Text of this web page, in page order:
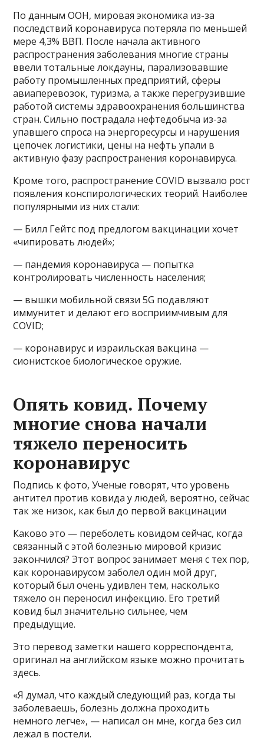
По данным ООН, мировая экономика из-за
последствий коронавируса потеряла по меньшей
мере 4,3% ВВП. После начала активного
распространения заболевания многие страны
ввели тотальные локдауны, парализовавшие
работу промышленных предприятий, сферы
авиаперевозок, туризма, а также перегрузившие
работой системы здравоохранения большинства
стран. Сильно пострадала нефтедобыча из-за
упавшего спроса на энергоресурсы и нарушения
цепочек логистики, цены на нефть упали в
активную фазу распространения коронавируса.
Кроме того, распространение COVID вызвало рост
появления конспирологических теорий. Наиболее
популярными из них стали:
— Билл Гейтс под предлогом вакцинации хочет
«чипировать людей»;
— пандемия коронавируса — попытка
контролировать численность населения;
— вышки мобильной связи 5G подавляют
иммунитет и делают его восприимчивым для
COVID;
— коронавирус и израильская вакцина —
сионистское биологическое оружие.
Опять ковид. Почему
многие снова начали
тяжело переносить
коронавирус
Подпись к фото, Ученые говорят, что уровень
антител против ковида у людей, вероятно, сейчас
так же низок, как был до первой вакцинации
Каково это — переболеть ковидом сейчас, когда
связанный с этой болезнью мировой кризис
закончился? Этот вопрос занимает меня с тех пор,
как коронавирусом заболел один мой друг,
который был очень удивлен тем, насколько
тяжело он переносил инфекцию. Его третий
ковид был значительно сильнее, чем
предыдущие.
Это перевод заметки нашего корреспондента,
оригинал на английском языке можно прочитать
здесь.
«Я думал, что каждый следующий раз, когда ты
заболеваешь, болезнь должна проходить
немного легче», — написал он мне, когда без сил
лежал в постели.